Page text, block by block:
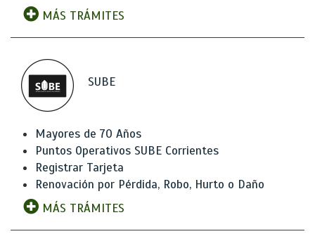
MÁS TRÁMITES
SUBE
Mayores de 70 Años
Puntos Operativos SUBE Corrientes
Registrar Tarjeta
Renovación por Pérdida, Robo, Hurto o Daño
MÁS TRÁMITES